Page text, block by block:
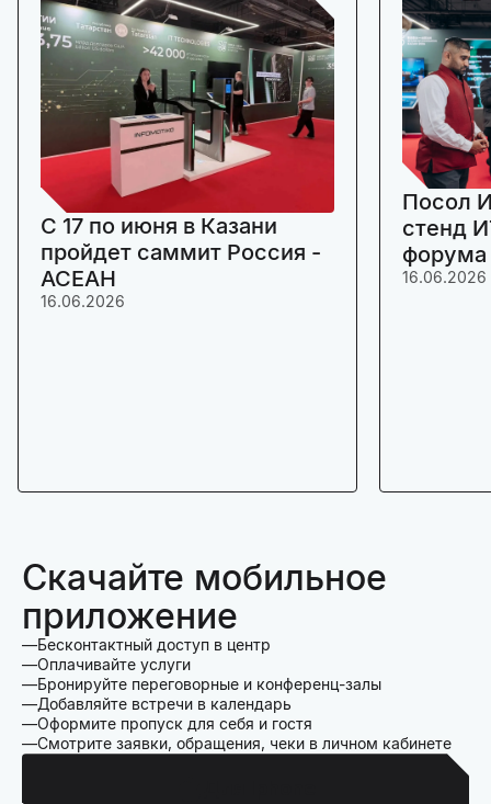
C 17 по июня в Казани
пройдет саммит Россия -
АСЕАН
16.06.2026
Посол
стенд
16.06.2026
Скачайте мобильное
приложение
Бесконтактный доступ в центр
Оплачивайте услуги
Бронируйте переговорные и конференц-залы
Добавляйте встречи в календарь
Оформите пропуск для себя и гостя
Смотрите заявки, обращения, чеки в личном кабинете